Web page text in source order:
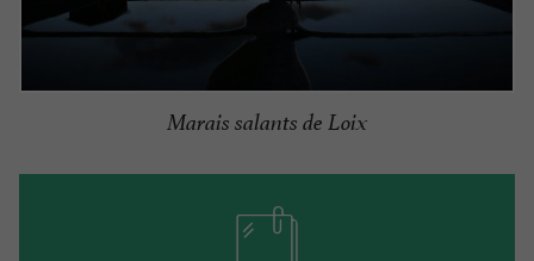
Marais salants de Loix